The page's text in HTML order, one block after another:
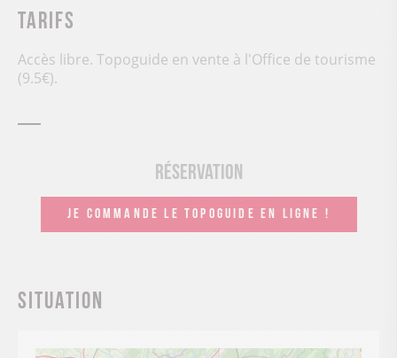
Tarifs
Accès libre. Topoguide en vente à l'Office de tourisme
(9.5€).
Réservation
JE COMMANDE LE TOPOGUIDE EN LIGNE !
Situation